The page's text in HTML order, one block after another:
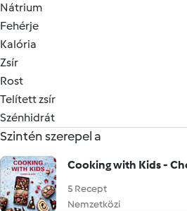
Nátrium
Fehérje
Kalória
Zsír
Rost
Telített zsír
Szénhidrát
Szintén szerepel a
Cooking with Kids -
5 Recept
Nemzetközi